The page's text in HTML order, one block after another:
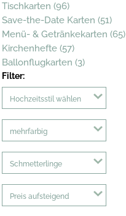
Tischkarten (96)
Save-the-Date Karten (51)
Menü- & Getränkekarten (65)
Kirchenhefte (57)
Ballonflugkarten (3)
Filter:
Hochzeitsstil wählen
mehrfarbig
Schmetterlinge
Preis aufsteigend